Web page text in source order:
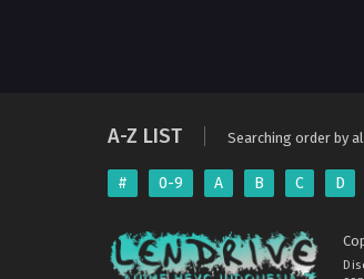
A-Z LIST Searching order by
# 0-9 A B C D